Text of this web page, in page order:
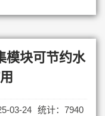
模块可节约水
03-24 统计：7940